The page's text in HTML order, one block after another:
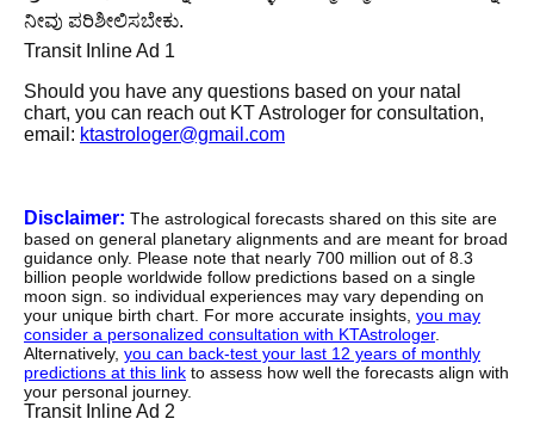
ನೀವು ಪರಿಶೀಲಿಸಬೇಕು.
Transit Inline Ad 1
Should you have any questions based on your natal
chart, you can reach out KT Astrologer for consultation,
email: ktastrologer@gmail.com
Disclaimer: The astrological forecasts shared on this site are
based on general planetary alignments and are meant for broad
guidance only. Please note that nearly 700 million out of 8.3
billion people worldwide follow predictions based on a single
moon sign. so individual experiences may vary depending on
your unique birth chart. For more accurate insights, you may
consider a personalized consultation with KTAstrologer.
Alternatively, you can back-test your last 12 years of monthly
predictions at this link to assess how well the forecasts align with
your personal journey.
Transit Inline Ad 2